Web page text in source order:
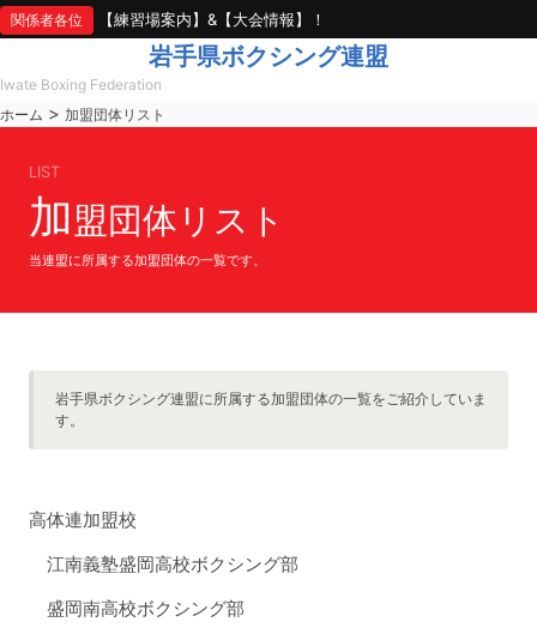
関係者各位 【練習場案内】&【大会情報】！
岩手県ボクシング連盟
Iwate Boxing Federation
ホーム > 加盟団体リスト
LIST
加 盟団体リスト
当連盟に所属する加盟団体の一覧です。
岩手県ボクシング連盟に所属する加盟団体の一覧をご紹介していま
す。
高体連加盟校
江南義塾盛岡高校ボクシング部
盛岡南高校ボクシング部